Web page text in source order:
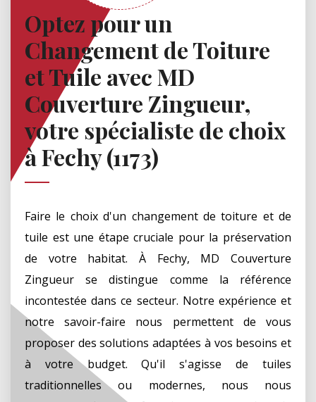
Optez pour un
Changement de Toiture
et Tuile avec MD
Couverture Zingueur,
votre spécialiste de choix
à Fechy (1173)
Faire le choix d'un changement de toiture et de
tuile est une étape cruciale pour la préservation
de votre habitat. À Fechy, MD Couverture
Zingueur se distingue comme la référence
incontestée dans ce secteur. Notre expérience et
notre savoir-faire nous permettent de vous
proposer des solutions adaptées à vos besoins et
à votre budget. Qu'il s'agisse de tuiles
traditionnelles ou modernes, nous nous